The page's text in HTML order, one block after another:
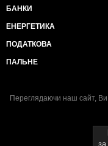
БАНКИ
ЕНЕРГЕТИКА
ПОДАТКОВА
ПАЛЬНЕ
Переглядаючи наш сайт, Ви
за